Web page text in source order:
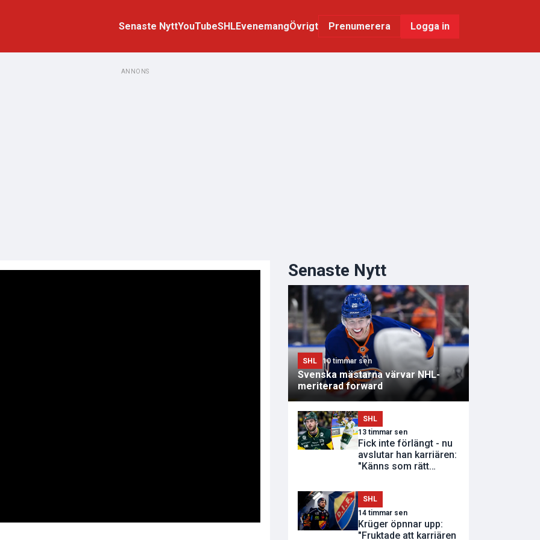
Senaste NyttYouTubeSHLEvenemangÖvrigt Prenumerera Logga in
ANNONS
Senaste Nytt
SHL 10 timmar sen
Svenska mästarna värvar NHL-
meriterad forward
SHL
13 timmar sen
Fick inte förlängt - nu
avslutar han karriären:
"Känns som rätt
SHL
14 timmar sen
Krüger öpnnar upp:
"Fruktade att karriären